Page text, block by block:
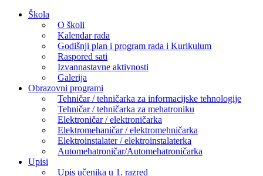
Skip
Škola
O školi
Kalendar rada
Godišnji plan i program rada i Kurikulum
Raspored sati
Izvannastavne aktivnosti
Galerija
Obrazovni programi
Tehničar / tehničarka za informacijske tehnologije
Tehničar / tehničarka za mehatroniku
Elektroničar / elektroničarka
Elektromehaničar / elektromehničarka
Elektroinstalater / elektroinstalaterka
Automehatroničar/Automehatroničarka
Upisi
Upis učenika u 1. razred